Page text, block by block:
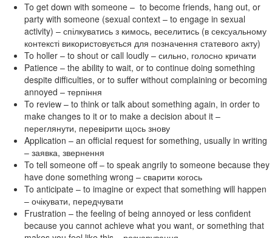
To get down with someone – to become friends, hang out, or
party with someone (sexual context – to engage in sexual
activity) – спілкуватись з кимось, веселитись (в сексуальному
контексті використовується для позначення статевого акту)
To holler – to shout or call loudly – сильно, голосно кричати
Patience – the ability to wait, or to continue doing something
despite difficulties, or to suffer without complaining or becoming
annoyed – терпіння
To review – to think or talk about something again, in order to
make changes to it or to make a decision about it –
переглянути, перевірити щось знову
Application – an official request for something, usually in writing
– заявка, звернення
To tell someone off – to speak angrily to someone because they
have done something wrong – сварити когось
To anticipate – to imagine or expect that something will happen
– очікувати, передчувати
Frustration – the feeling of being annoyed or less confident
because you cannot achieve what you want, or something that